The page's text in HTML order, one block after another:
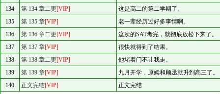
134
第 134 章二更[VIP]
这是高二的第二学期了。
135
第 135 章[VIP]
老一辈经历过好多事情啊。
136
第 136 章二更[VIP]
这次的SAT考完，就彻底放松下来了。
137
第 137 章[VIP]
很快就得到了结果。
138
第 138 章二更[VIP]
他堵着门不让我走。
139
第 139 章[VIP]
九月开学，原嫣和顾丞就升到高三了。
140
正文完结[VIP]
正文完结